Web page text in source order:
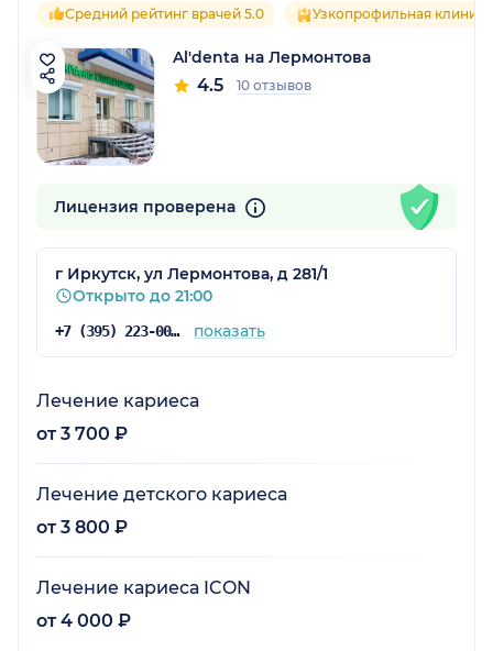
Средний рейтинг врачей 5.0 Узкопрофильная клиника
Al'denta на Лермонтова
4.5 10 отзывов
Лицензия проверена
г Иркутск, ул Лермонтова, д 281/1
Открыто до 21:00
+7 (395) 223-00-00 показать
Лечение кариеса
от 3 700 ₽
Лечение детского кариеса
от 3 800 ₽
Лечение кариеса ICON
от 4 000 ₽